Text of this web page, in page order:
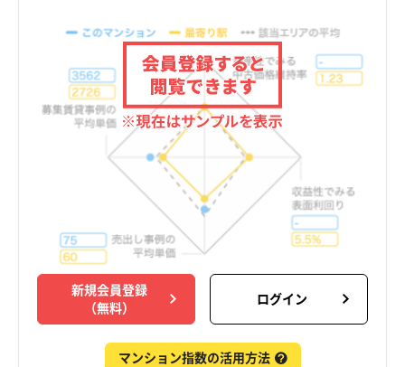
新規会員登録
（無料）
ログイン
マンション指数の活用方法